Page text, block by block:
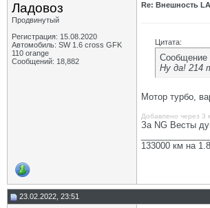
Ладовоз
Продвинутый
Регистрация: 15.08.2020
Автомобиль: SW 1.6 cross GFK
110 orange
Сообщений: 18,882
Re: Внешность
Цитата:
Сообщение
Ну да! 214
Мотор турбо,
Добавлено через 3
За NG Весты
133000 км на
23.02.2022, 23:51